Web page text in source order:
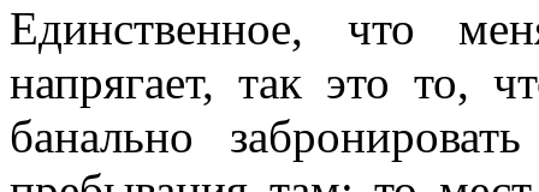
Единственное, что
напрягает, так это то,
банально